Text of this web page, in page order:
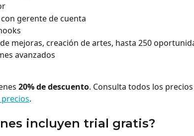
gerente de cuenta
mejoras, creación de artes, hasta 250
avanzados
20% de descuento. Consulta todos los
.
incluyen trial gratis?